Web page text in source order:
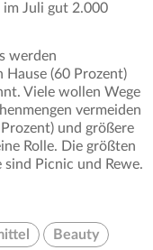
im Juli gut 2.000
werden
Hause (60 Prozent)
Viele wollen Wege
vermeiden
und größere
Rolle. Die größten
Picnic und Rewe.
Beauty